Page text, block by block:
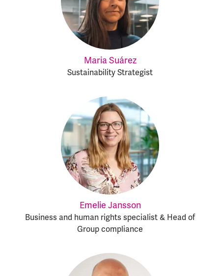
Maria Suárez
Sustainability Strategist
Emelie Jansson
Business and human rights specialist & Head of
Group compliance